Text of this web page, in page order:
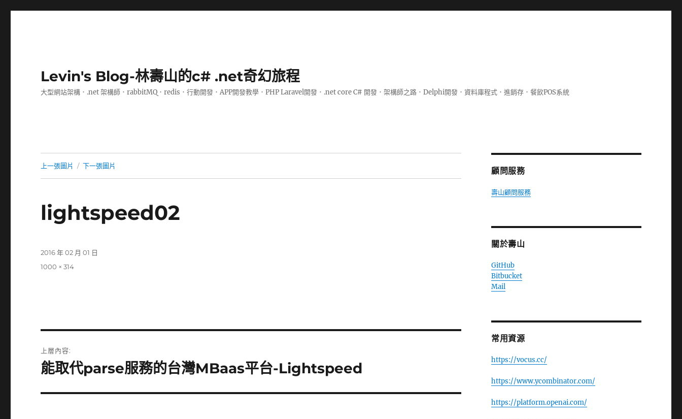
Levin's Blog-林壽山的c# .net奇幻旅程
大型網站架構．.net 架構師．rabbitMQ．redis．行動開發．APP開發教學．PHP Laravel開發．.net core C# 開發．架構師之路．Delphi開發．資料庫程式．進銷存．餐飲POS系統
上一張圖片 下一張圖片
lightspeed02
發
2016 年 02 月 01 日
完
1000 × 314
章
上層內容:
能取代parse服務的台灣MBaas平台-Lightspeed
顧問服務
壽山顧問服務
關於壽山
GitHub
Bitbucket
Mail
常用資源
https://vocus.cc/
https://www.ycombinator.com/
https://platform.openai.com/